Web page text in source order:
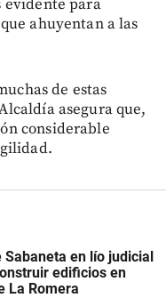
evidente para
ahuyentan a las
de estas
asegura que,
considerable
Sabaneta en lío judicial
edificios en
La Romera